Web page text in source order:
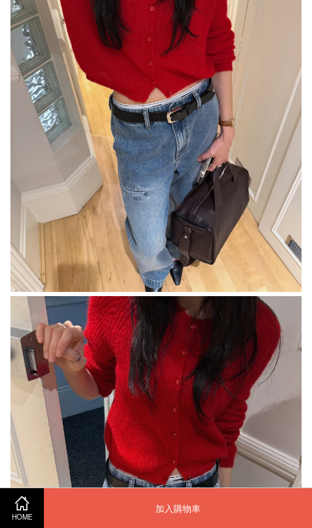
HOME
加入購物車